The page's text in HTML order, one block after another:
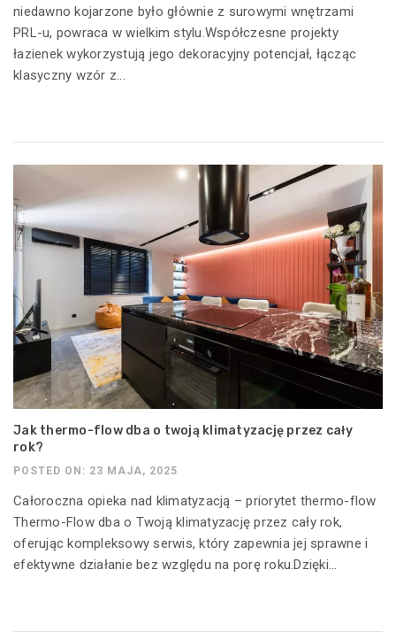
niedawno kojarzone było głównie z surowymi wnętrzami
PRL-u, powraca w wielkim stylu.Współczesne projekty
łazienek wykorzystują jego dekoracyjny potencjał, łącząc
klasyczny wzór z...
Jak thermo-flow dba o twoją klimatyzację przez cały
rok?
POSTED ON: 23 MAJA, 2025
Całoroczna opieka nad klimatyzacją – priorytet thermo-flow
Thermo-Flow dba o Twoją klimatyzację przez cały rok,
oferując kompleksowy serwis, który zapewnia jej sprawne i
efektywne działanie bez względu na porę roku.Dzięki...